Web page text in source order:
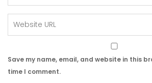
Save my name, email, and website in this
time I comment.